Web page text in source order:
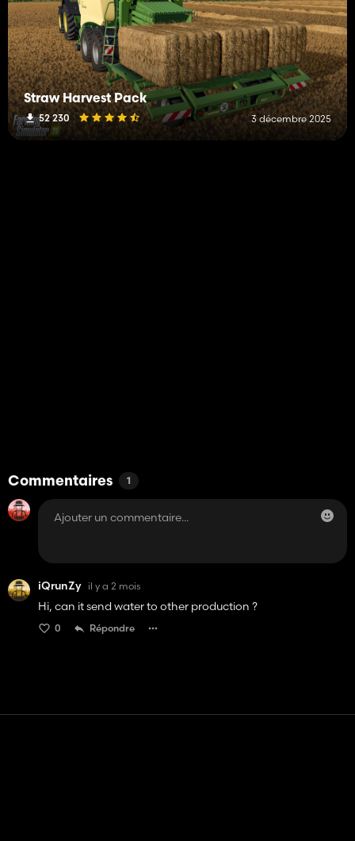
Straw Harvest Pack
52 230 3 décembre 2025
Commentaires 1
iQrunZy il y a 2 mois
Hi, can it send water to other production ?
0 Répondre